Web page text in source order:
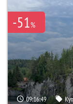
-51%
09:16:47